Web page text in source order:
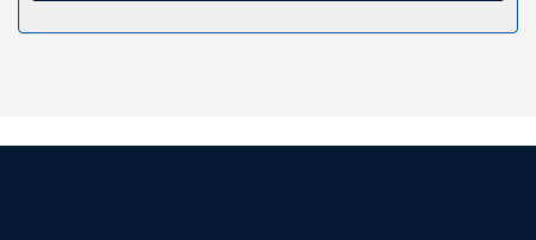
Παροχές καταλύματος